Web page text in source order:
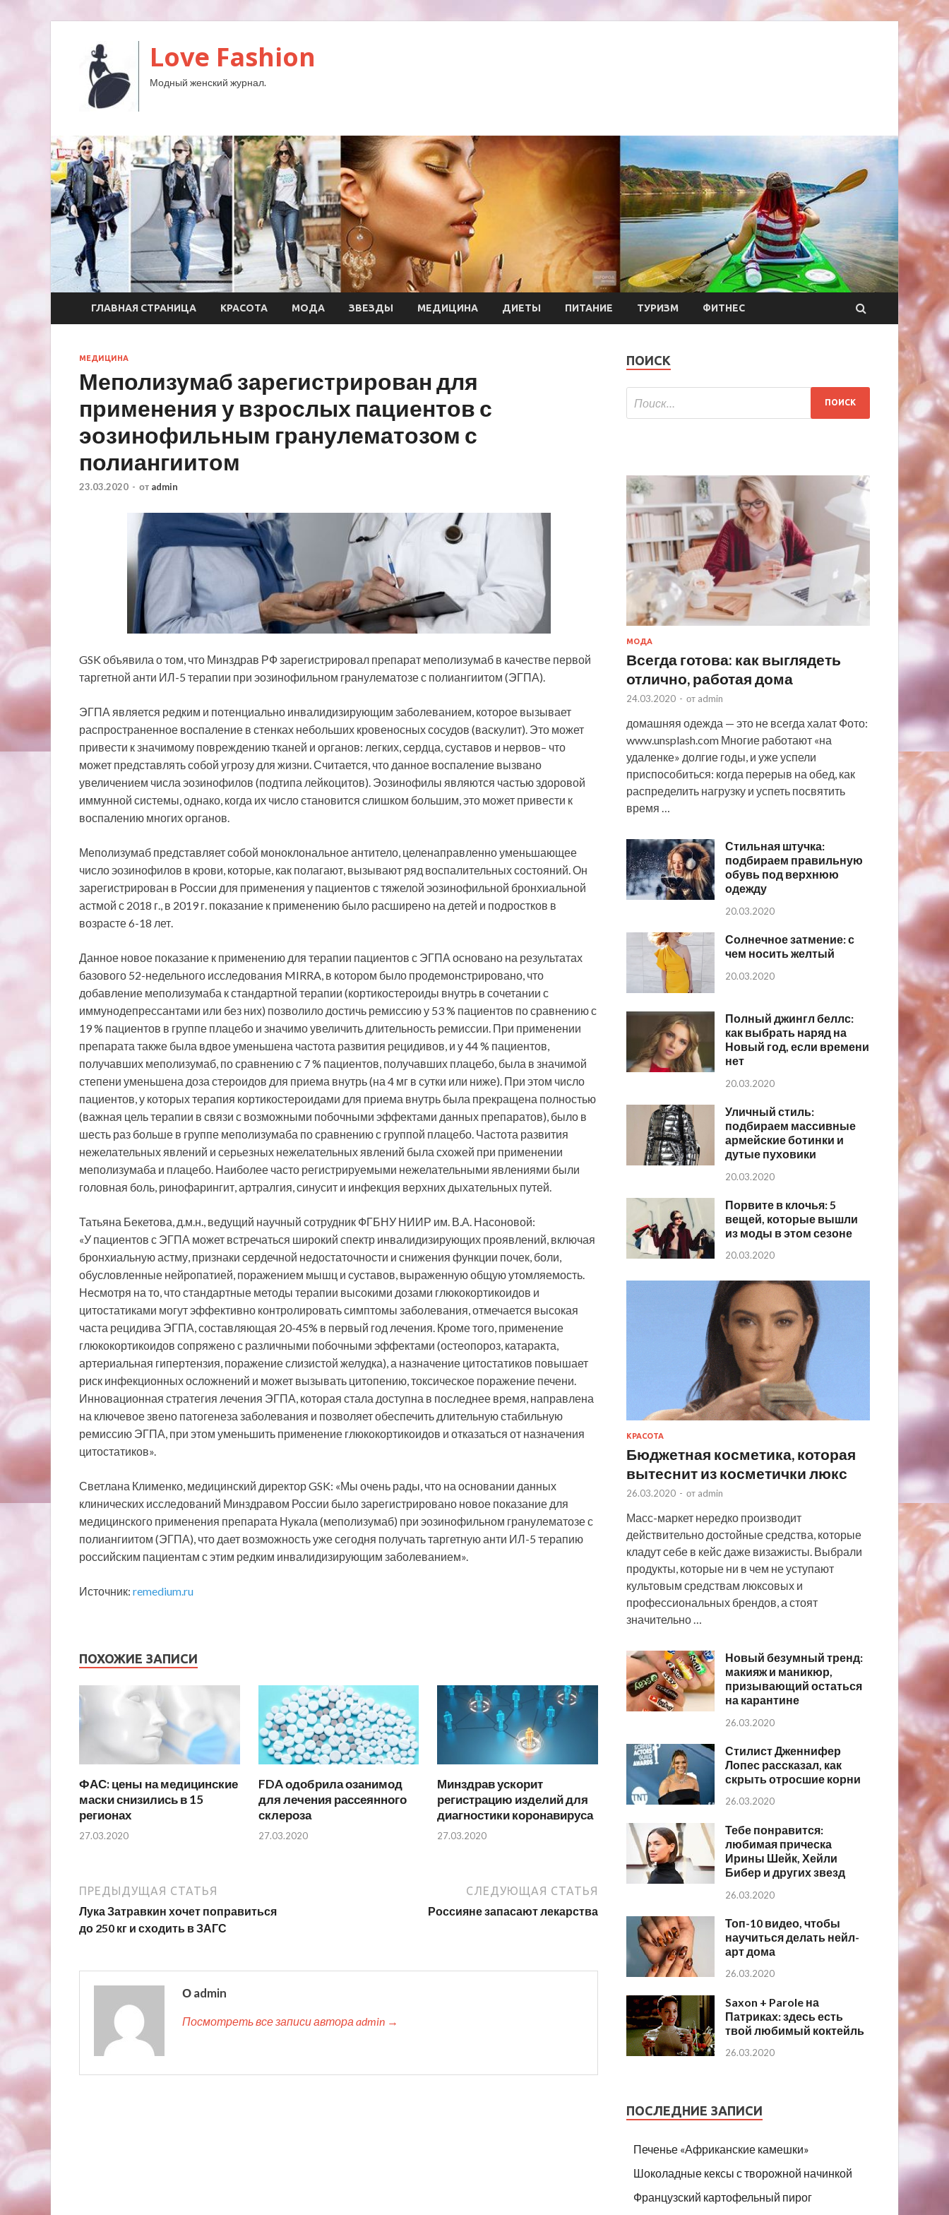
Love Fashion
Модный женский журнал.
ГЛАВНАЯ СТРАНИЦА КРАСОТА МОДА ЗВЕЗДЫ МЕДИЦИНА ДИЕТЫ ПИТАНИЕ ТУРИЗМ ФИТНЕС
МЕДИЦИНА
Меполизумаб зарегистрирован для
применения у взрослых пациентов с
эозинофильным гранулематозом с
полиангиитом
23.03.2020 - от admin
GSK объявила о том, что Минздрав РФ зарегистрировал препарат меполизумаб в качестве первой
таргетной анти ИЛ-5 терапии при эозинофильном гранулематозе с полиангиитом (ЭГПА).
ЭГПА является редким и потенциально инвалидизирующим заболеванием, которое вызывает
распространенное воспаление в стенках небольших кровеносных сосудов (васкулит). Это может
привести к значимому повреждению тканей и органов: легких, сердца, суставов и нервов– что
может представлять собой угрозу для жизни. Считается, что данное воспаление вызвано
увеличением числа эозинофилов (подтипа лейкоцитов). Эозинофилы являются частью здоровой
иммунной системы, однако, когда их число становится слишком большим, это может привести к
воспалению многих органов.
Меполизумаб представляет собой моноклональное антитело, целенаправленно уменьшающее
число эозинофилов в крови, которые, как полагают, вызывают ряд воспалительных состояний. Он
зарегистрирован в России для применения у пациентов с тяжелой эозинофильной бронхиальной
астмой с 2018 г., в 2019 г. показание к применению было расширено на детей и подростков в
возрасте 6-18 лет.
Данное новое показание к применению для терапии пациентов с ЭГПА основано на результатах
базового 52-недельного исследования MIRRA, в котором было продемонстрировано, что
добавление меполизумаба к стандартной терапии (кортикостероиды внутрь в сочетании с
иммунодепрессантами или без них) позволило достичь ремиссию у 53 % пациентов по сравнению с
19 % пациентов в группе плацебо и значимо увеличить длительность ремиссии. При применении
препарата также была вдвое уменьшена частота развития рецидивов, и у 44 % пациентов,
получавших меполизумаб, по сравнению с 7 % пациентов, получавших плацебо, была в значимой
степени уменьшена доза стероидов для приема внутрь (на 4 мг в сутки или ниже). При этом число
пациентов, у которых терапия кортикостероидами для приема внутрь была прекращена полностью
(важная цель терапии в связи с возможными побочными эффектами данных препаратов), было в
шесть раз больше в группе меполизумаба по сравнению с группой плацебо. Частота развития
нежелательных явлений и серьезных нежелательных явлений была схожей при применении
меполизумаба и плацебо. Наиболее часто регистрируемыми нежелательными явлениями были
головная боль, ринофарингит, артралгия, синусит и инфекция верхних дыхательных путей.
Татьяна Бекетова, д.м.н., ведущий научный сотрудник ФГБНУ НИИР им. В.А. Насоновой:
«У пациентов с ЭГПА может встречаться широкий спектр инвалидизирующих проявлений, включая
бронхиальную астму, признаки сердечной недостаточности и снижения функции почек, боли,
обусловленные нейропатией, поражением мышц и суставов, выраженную общую утомляемость.
Несмотря на то, что стандартные методы терапии высокими дозами глюкокортикоидов и
цитостатиками могут эффективно контролировать симптомы заболевания, отмечается высокая
часта рецидива ЭГПА, составляющая 20-45% в первый год лечения. Кроме того, применение
глюкокортикоидов сопряжено с различными побочными эффектами (остеопороз, катаракта,
артериальная гипертензия, поражение слизистой желудка), а назначение цитостатиков повышает
риск инфекционных осложнений и может вызывать цитопению, токсическое поражение печени.
Инновационная стратегия лечения ЭГПА, которая стала доступна в последнее время, направлена
на ключевое звено патогенеза заболевания и позволяет обеспечить длительную стабильную
ремиссию ЭГПА, при этом уменьшить применение глюкокортикоидов и отказаться от назначения
цитостатиков».
Светлана Клименко, медицинский директор GSK: «Мы очень рады, что на основании данных
клинических исследований Минздравом России было зарегистрировано новое показание для
медицинского применения препарата Нукала (меполизумаб) при эозинофильном гранулематозе с
полиангиитом (ЭГПА), что дает возможность уже сегодня получать таргетную анти ИЛ-5 терапию
российским пациентам с этим редким инвалидизирующим заболеванием».
Источник: remedium.ru
ПОХОЖИЕ ЗАПИСИ
ФАС: цены на медицинские
маски снизились в 15
регионах
27.03.2020
FDA одобрила озанимод
для лечения рассеянного
склероза
27.03.2020
Минздрав ускорит
регистрацию изделий для
диагностики коронавируса
27.03.2020
ПРЕДЫДУЩАЯ СТАТЬЯ
Лука Затравкин хочет поправиться
до 250 кг и сходить в ЗАГС
СЛЕДУЮЩАЯ СТАТЬЯ
Россияне запасают лекарства
О admin
Посмотреть все записи автора admin →
ПОИСК
МОДА
Всегда готова: как выглядеть
отлично, работая дома
24.03.2020 - от admin
домашняя одежда — это не всегда халат Фото:
www.unsplash.com Многие работают «на
удаленке» долгие годы, и уже успели
приспособиться: когда перерыв на обед, как
распределить нагрузку и успеть посвятить
время …
Стильная штучка:
подбираем правильную
обувь под верхнюю
одежду
20.03.2020
Солнечное затмение: с
чем носить желтый
20.03.2020
Полный джингл беллс:
как выбрать наряд на
Новый год, если времени
нет
20.03.2020
Уличный стиль:
подбираем массивные
армейские ботинки и
дутые пуховики
20.03.2020
Порвите в клочья: 5
вещей, которые вышли
из моды в этом сезоне
20.03.2020
КРАСОТА
Бюджетная косметика, которая
вытеснит из косметички люкс
26.03.2020 - от admin
Масс-маркет нередко производит
действительно достойные средства, которые
кладут себе в кейс даже визажисты. Выбрали
продукты, которые ни в чем не уступают
культовым средствам люксовых и
профессиональных брендов, а стоят
значительно …
Новый безумный тренд:
макияж и маникюр,
призывающий остаться
на карантине
26.03.2020
Стилист Дженнифер
Лопес рассказал, как
скрыть отросшие корни
26.03.2020
Тебе понравится:
любимая прическа
Ирины Шейк, Хейли
Бибер и других звезд
26.03.2020
Топ-10 видео, чтобы
научиться делать нейл-
арт дома
26.03.2020
Saxon + Parole на
Патриках: здесь есть
твой любимый коктейль
26.03.2020
ПОСЛЕДНИЕ ЗАПИСИ
Печенье «Африканские камешки»
Шоколадные кексы с творожной начинкой
Французский картофельный пирог